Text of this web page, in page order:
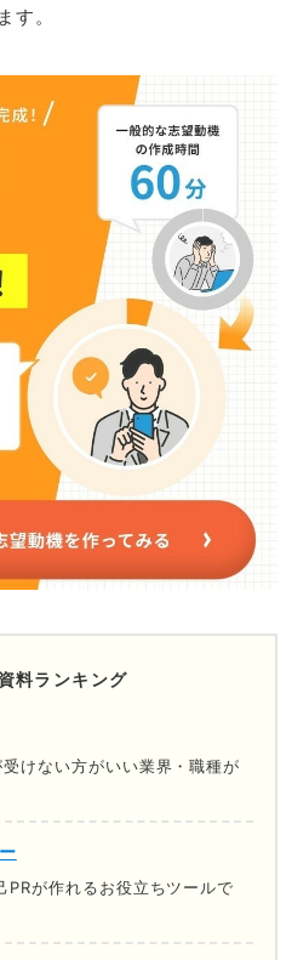
す。
料ランキング
けない方がいい業界・職種が
が作れるお役立ちツールで